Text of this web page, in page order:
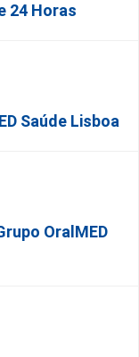
24 Horas
Saúde Lisboa
OralMED